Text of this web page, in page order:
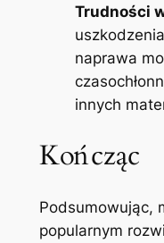
Trudności
naprawa
innych
Kończąc
Podsumowując,
popularnym